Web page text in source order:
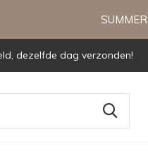
dezelfde dag verzonden!